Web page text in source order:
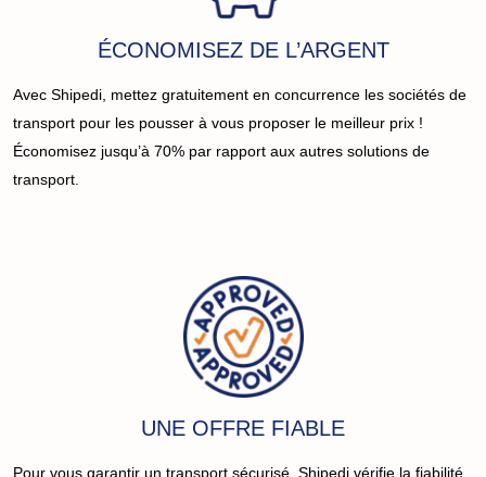
ÉCONOMISEZ DE L’ARGENT
Avec Shipedi, mettez gratuitement en concurrence les sociétés de
transport pour les pousser à vous proposer le meilleur prix !
Économisez jusqu’à 70% par rapport aux autres solutions de
transport.
UNE OFFRE FIABLE
Pour vous garantir un transport sécurisé, Shipedi vérifie la fiabilité